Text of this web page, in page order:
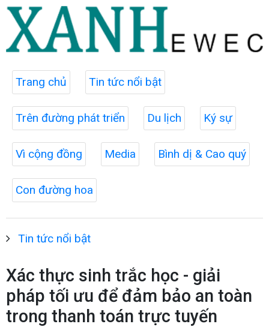
Trang chủ Tin tức nổi bật
Trên đường phát triển Du lịch Ký sự
Vì cộng đồng Media Bình dị & Cao quý
Con đường hoa
Tin tức nổi bật
Xác thực sinh trắc học - giải
pháp tối ưu để đảm bảo an toàn
trong thanh toán trực tuyến